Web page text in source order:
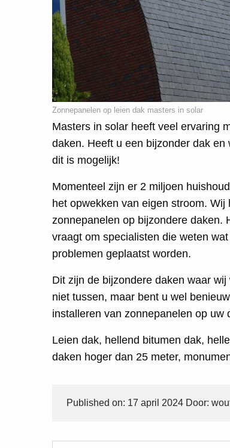
Zonnepanelen op leien dak masters in solar
Masters in solar heeft veel ervaring
daken. Heeft u een bijzonder dak
dit is mogelijk!
Momenteel zijn er 2 miljoen
het opwekken van eigen stroom.
zonnepanelen op bijzondere daken.
vraagt om specialisten die weten
problemen geplaatst worden.
Dit zijn de bijzondere daken waar
niet tussen, maar bent u wel
installeren van zonnepanelen op
Leien dak, hellend bitumen dak,
daken hoger dan 25 meter,
Published on: 17 april 2024 Door: